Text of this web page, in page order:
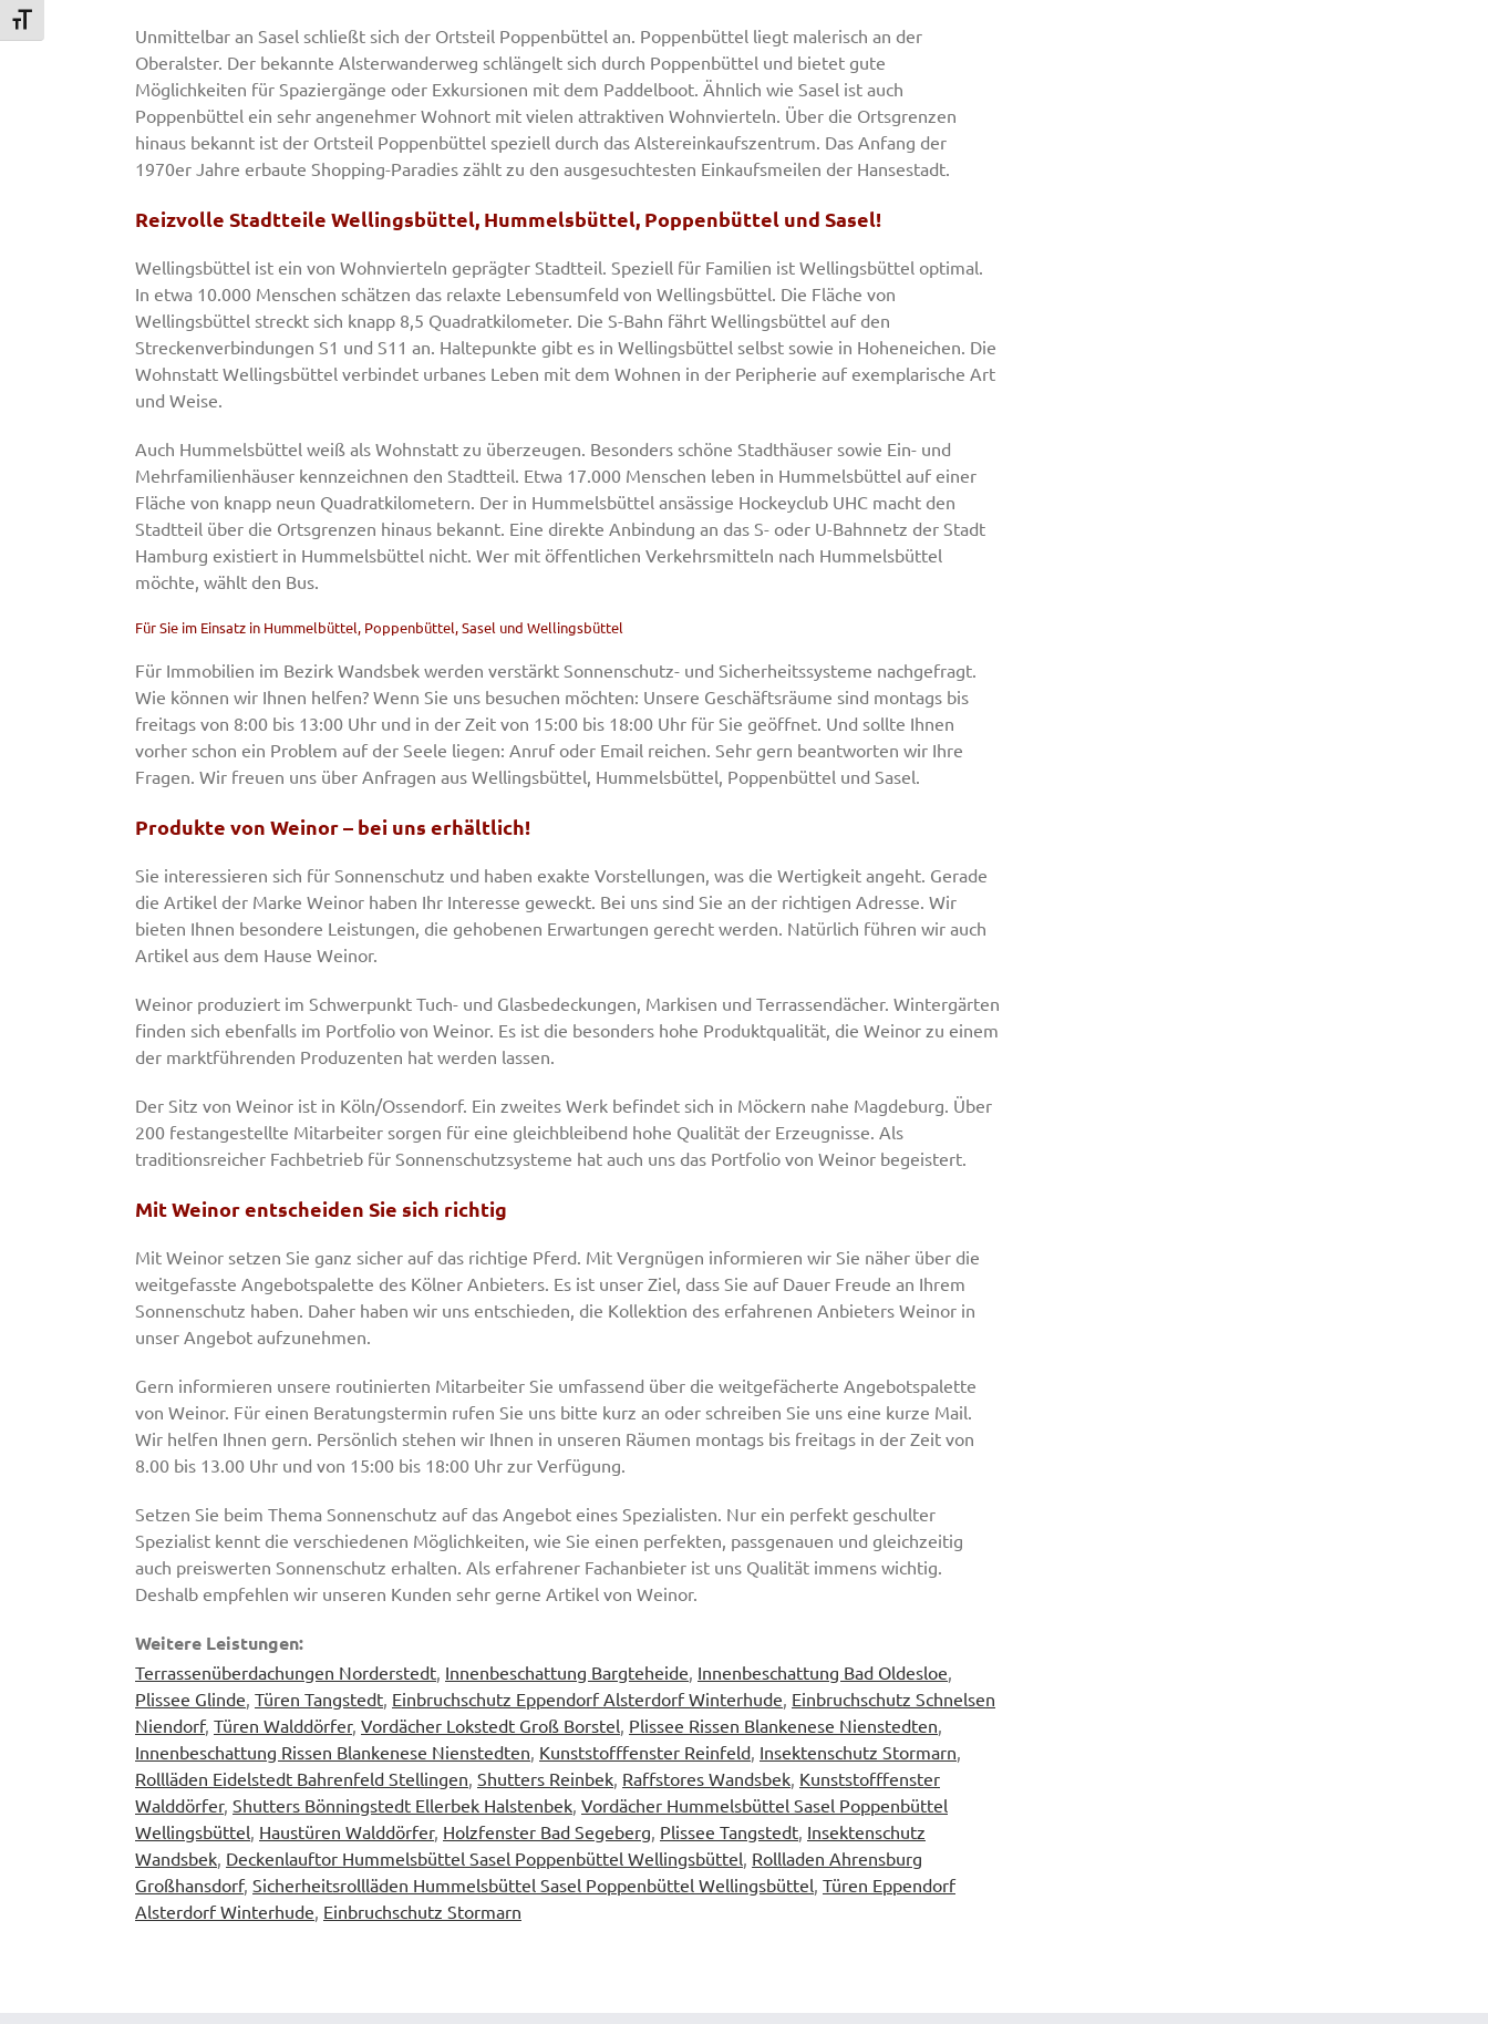
Schrift vergrößern
Unmittelbar an Sasel schließt sich der Ortsteil Poppenbüttel an. Poppenbüttel liegt malerisch an der
Oberalster. Der bekannte Alsterwanderweg schlängelt sich durch Poppenbüttel und bietet gute
Möglichkeiten für Spaziergänge oder Exkursionen mit dem Paddelboot. Ähnlich wie Sasel ist auch
Poppenbüttel ein sehr angenehmer Wohnort mit vielen attraktiven Wohnvierteln. Über die Ortsgrenzen
hinaus bekannt ist der Ortsteil Poppenbüttel speziell durch das Alstereinkaufszentrum. Das Anfang der
1970er Jahre erbaute Shopping-Paradies zählt zu den ausgesuchtesten Einkaufsmeilen der Hansestadt.
Reizvolle Stadtteile Wellingsbüttel, Hummelsbüttel, Poppenbüttel und Sasel!
Wellingsbüttel ist ein von Wohnvierteln geprägter Stadtteil. Speziell für Familien ist Wellingsbüttel optimal.
In etwa 10.000 Menschen schätzen das relaxte Lebensumfeld von Wellingsbüttel. Die Fläche von
Wellingsbüttel streckt sich knapp 8,5 Quadratkilometer. Die S-Bahn fährt Wellingsbüttel auf den
Streckenverbindungen S1 und S11 an. Haltepunkte gibt es in Wellingsbüttel selbst sowie in Hoheneichen. Die
Wohnstatt Wellingsbüttel verbindet urbanes Leben mit dem Wohnen in der Peripherie auf exemplarische Art
und Weise.
Auch Hummelsbüttel weiß als Wohnstatt zu überzeugen. Besonders schöne Stadthäuser sowie Ein- und
Mehrfamilienhäuser kennzeichnen den Stadtteil. Etwa 17.000 Menschen leben in Hummelsbüttel auf einer
Fläche von knapp neun Quadratkilometern. Der in Hummelsbüttel ansässige Hockeyclub UHC macht den
Stadtteil über die Ortsgrenzen hinaus bekannt. Eine direkte Anbindung an das S- oder U-Bahnnetz der Stadt
Hamburg existiert in Hummelsbüttel nicht. Wer mit öffentlichen Verkehrsmitteln nach Hummelsbüttel
möchte, wählt den Bus.
Für Sie im Einsatz in Hummelbüttel, Poppenbüttel, Sasel und Wellingsbüttel
Für Immobilien im Bezirk Wandsbek werden verstärkt Sonnenschutz- und Sicherheitssysteme nachgefragt.
Wie können wir Ihnen helfen? Wenn Sie uns besuchen möchten: Unsere Geschäftsräume sind montags bis
freitags von 8:00 bis 13:00 Uhr und in der Zeit von 15:00 bis 18:00 Uhr für Sie geöffnet. Und sollte Ihnen
vorher schon ein Problem auf der Seele liegen: Anruf oder Email reichen. Sehr gern beantworten wir Ihre
Fragen. Wir freuen uns über Anfragen aus Wellingsbüttel, Hummelsbüttel, Poppenbüttel und Sasel.
Produkte von Weinor – bei uns erhältlich!
Sie interessieren sich für Sonnenschutz und haben exakte Vorstellungen, was die Wertigkeit angeht. Gerade
die Artikel der Marke Weinor haben Ihr Interesse geweckt. Bei uns sind Sie an der richtigen Adresse. Wir
bieten Ihnen besondere Leistungen, die gehobenen Erwartungen gerecht werden. Natürlich führen wir auch
Artikel aus dem Hause Weinor.
Weinor produziert im Schwerpunkt Tuch- und Glasbedeckungen, Markisen und Terrassendächer. Wintergärten
finden sich ebenfalls im Portfolio von Weinor. Es ist die besonders hohe Produktqualität, die Weinor zu einem
der marktführenden Produzenten hat werden lassen.
Der Sitz von Weinor ist in Köln/Ossendorf. Ein zweites Werk befindet sich in Möckern nahe Magdeburg. Über
200 festangestellte Mitarbeiter sorgen für eine gleichbleibend hohe Qualität der Erzeugnisse. Als
traditionsreicher Fachbetrieb für Sonnenschutzsysteme hat auch uns das Portfolio von Weinor begeistert.
Mit Weinor entscheiden Sie sich richtig
Mit Weinor setzen Sie ganz sicher auf das richtige Pferd. Mit Vergnügen informieren wir Sie näher über die
weitgefasste Angebotspalette des Kölner Anbieters. Es ist unser Ziel, dass Sie auf Dauer Freude an Ihrem
Sonnenschutz haben. Daher haben wir uns entschieden, die Kollektion des erfahrenen Anbieters Weinor in
unser Angebot aufzunehmen.
Gern informieren unsere routinierten Mitarbeiter Sie umfassend über die weitgefächerte Angebotspalette
von Weinor. Für einen Beratungstermin rufen Sie uns bitte kurz an oder schreiben Sie uns eine kurze Mail.
Wir helfen Ihnen gern. Persönlich stehen wir Ihnen in unseren Räumen montags bis freitags in der Zeit von
8.00 bis 13.00 Uhr und von 15:00 bis 18:00 Uhr zur Verfügung.
Setzen Sie beim Thema Sonnenschutz auf das Angebot eines Spezialisten. Nur ein perfekt geschulter
Spezialist kennt die verschiedenen Möglichkeiten, wie Sie einen perfekten, passgenauen und gleichzeitig
auch preiswerten Sonnenschutz erhalten. Als erfahrener Fachanbieter ist uns Qualität immens wichtig.
Deshalb empfehlen wir unseren Kunden sehr gerne Artikel von Weinor.
Weitere Leistungen:
Terrassenüberdachungen Norderstedt, Innenbeschattung Bargteheide, Innenbeschattung Bad Oldesloe,
Plissee Glinde, Türen Tangstedt, Einbruchschutz Eppendorf Alsterdorf Winterhude, Einbruchschutz Schnelsen
Niendorf, Türen Walddörfer, Vordächer Lokstedt Groß Borstel, Plissee Rissen Blankenese Nienstedten,
Innenbeschattung Rissen Blankenese Nienstedten, Kunststofffenster Reinfeld, Insektenschutz Stormarn,
Rollläden Eidelstedt Bahrenfeld Stellingen, Shutters Reinbek, Raffstores Wandsbek, Kunststofffenster
Walddörfer, Shutters Bönningstedt Ellerbek Halstenbek, Vordächer Hummelsbüttel Sasel Poppenbüttel
Wellingsbüttel, Haustüren Walddörfer, Holzfenster Bad Segeberg, Plissee Tangstedt, Insektenschutz
Wandsbek, Deckenlauftor Hummelsbüttel Sasel Poppenbüttel Wellingsbüttel, Rollladen Ahrensburg
Großhansdorf, Sicherheitsrollläden Hummelsbüttel Sasel Poppenbüttel Wellingsbüttel, Türen Eppendorf
Alsterdorf Winterhude, Einbruchschutz Stormarn